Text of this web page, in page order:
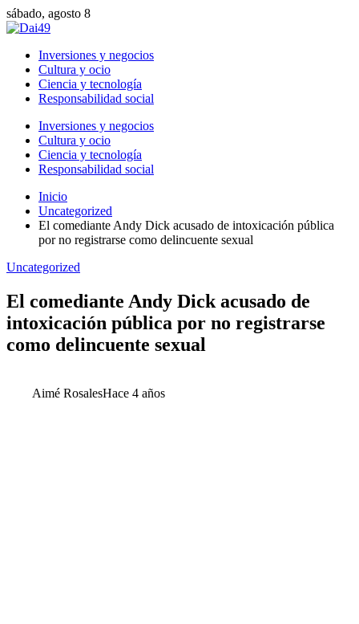
sábado, agosto 8
Inversiones y negocios
Cultura y ocio
Ciencia y tecnología
Responsabilidad social
Inversiones y negocios
Cultura y ocio
Ciencia y tecnología
Responsabilidad social
Inicio
Uncategorized
El comediante Andy Dick acusado de intoxicación pública
por no registrarse como delincuente sexual
Uncategorized
El comediante Andy Dick acusado de
intoxicación pública por no registrarse
como delincuente sexual
Aimé RosalesHace 4 años